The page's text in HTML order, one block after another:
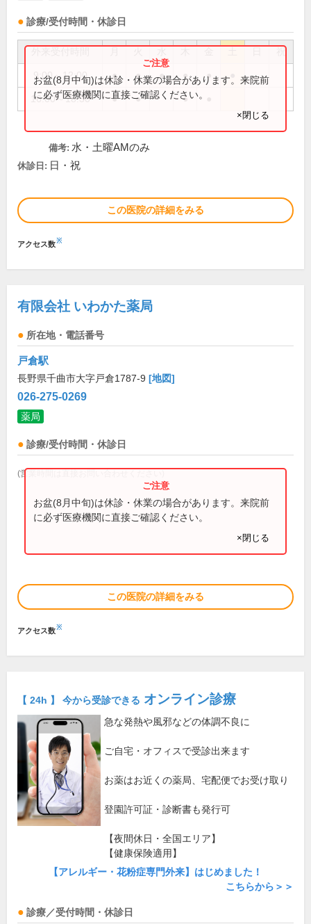
診療/受付時間・休診日
祝
9:00～12:00 ● ● ● ● ●
16:00～18:30 ● ● ●
お盆(8月中旬)は休診・休業の場合があります。来院前
に必ず医療機関に直接ご確認ください。
×閉じる
備考: 水・土曜AMのみ
休診日: 日・祝
この医院の詳細をみる
アクセス数※
有限会社 いわかた薬局
所在地・電話番号
戸倉駅
長野県千曲市大字戸倉1787-9 [地図]
026-275-0269
薬局
診療/受付時間・休診日
(営業時間は直接お問い合わせください)
お盆(8月中旬)は休診・休業の場合があります。来院前
に必ず医療機関に直接ご確認ください。
×閉じる
この医院の詳細をみる
アクセス数※
【 24h 】 今から受診できる オンライン診療
急な発熱や風邪などの体調不良に
ご自宅・オフィスで受診出来ます
お薬はお近くの薬局、宅配便でお受け取り
登園許可証・診断書も発行可
【夜間休日・全国エリア】
【健康保険適用】
【アレルギー・花粉症専門外来】はじめました！
こちらから＞＞
診療／受付時間・休診日